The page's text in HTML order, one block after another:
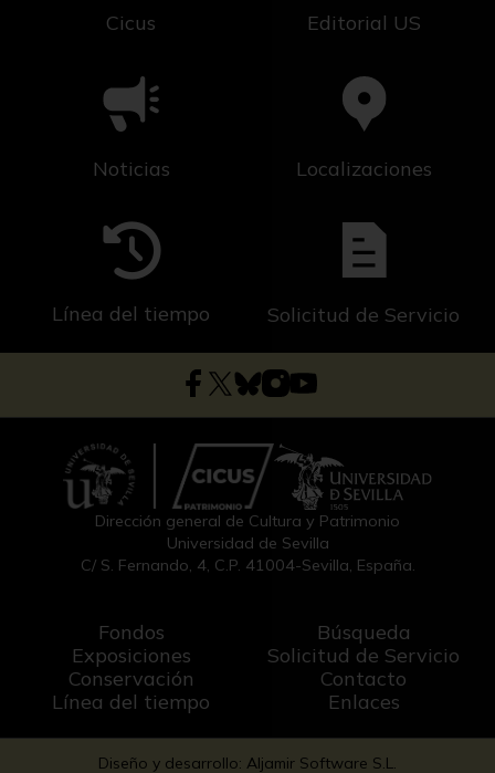
Cicus Editorial US
Noticias Localizaciones
Línea del tiempo Solicitud de Servicio
Dirección general de Cultura y Patrimonio
Universidad de Sevilla
C/ S. Fernando, 4, C.P. 41004-Sevilla, España.
Fondos
Exposiciones
Conservación
Línea del tiempo
Búsqueda
Solicitud de Servicio
Contacto
Enlaces
Diseño y desarrollo: Aljamir Software S.L.